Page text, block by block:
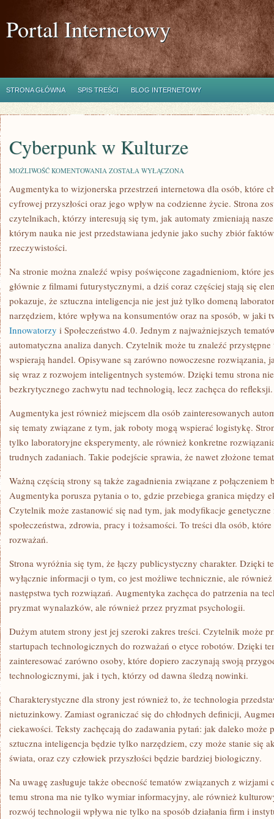
Portal Internetowy
STRONA GŁÓWNA SPIS TREŚCI BLOG INTERNETOWY
Cyberpunk w Kulturze
MOŻLIWOŚĆ KOMENTOWANIA CYBERPUNK
KULTURZE
ZOSTAŁA WYŁĄCZONA
Augmentyka to wizjonerska przestrzeń internetowa dla osób, które
cyfrowej przyszłości oraz jego wpływ na codzienne życie. Strona
czytelnikach, którzy interesują się tym, jak automaty zmieniają
którym nauka nie jest przedstawiana jedynie jako suchy zbiór
rzeczywistości.
Na stronie można znaleźć wpisy poświęcone zagadnieniom, które
głównie z filmami futurystycznymi, a dziś coraz częściej stają się
pokazuje, że sztuczna inteligencja nie jest już tylko domeną
narzędziem, które wpływa na konsumentów oraz na sposób, w jaki
Innowatorzy i Społeczeństwo 4.0. Jednym z najważniejszych
automatyczna analiza danych. Czytelnik może tu znaleźć
wspierają handel. Opisywane są zarówno nowoczesne rozwiązania,
się wraz z rozwojem inteligentnych systemów. Dzięki temu strona
bezkrytycznego zachwytu nad technologią, lecz zachęca do refleksji.
Augmentyka jest również miejscem dla osób zainteresowanych
się tematy związane z tym, jak roboty mogą wspierać logistykę.
tylko laboratoryjne eksperymenty, ale również konkretne
trudnych zadaniach. Takie podejście sprawia, że nawet złożone
Ważną częścią strony są także zagadnienia związane z
Augmentyka porusza pytania o to, gdzie przebiega granica między
Czytelnik może zastanowić się nad tym, jak modyfikacje genetyczne
społeczeństwa, zdrowia, pracy i tożsamości. To treści dla osób,
rozważań.
Strona wyróżnia się tym, że łączy publicystyczny charakter. Dzięki
wyłącznie informacji o tym, co jest możliwe technicznie, ale
następstwa tych rozwiązań. Augmentyka zachęca do patrzenia na
pryzmat wynalazków, ale również przez pryzmat psychologii.
Dużym atutem strony jest jej szeroki zakres treści. Czytelnik może
startupach technologicznych do rozważań o etyce robotów. Dzięki
zainteresować zarówno osoby, które dopiero zaczynają swoją
technologicznymi, jak i tych, którzy od dawna śledzą nowinki.
Charakterystyczne dla strony jest również to, że technologia
nietuzinkowy. Zamiast ograniczać się do chłodnych definicji,
ciekawości. Teksty zachęcają do zadawania pytań: jak daleko może
sztuczna inteligencja będzie tylko narzędziem, czy może stanie się
świata, oraz czy człowiek przyszłości będzie bardziej biologiczny.
Na uwagę zasługuje także obecność tematów związanych z
temu strona ma nie tylko wymiar informacyjny, ale również
rozwój technologii wpływa nie tylko na sposób działania firm i